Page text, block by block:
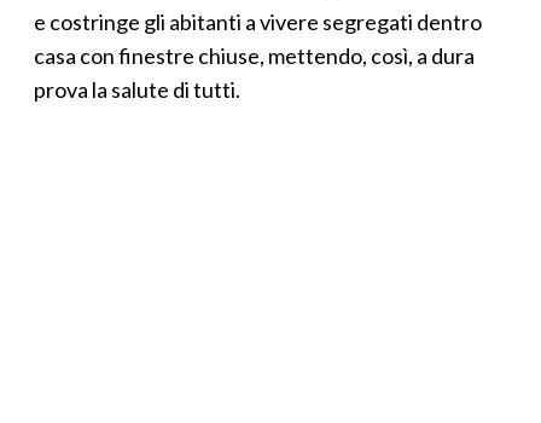
e costringe gli abitanti a vivere segregati dentro
casa con finestre chiuse, mettendo, così, a dura
prova la salute di tutti.